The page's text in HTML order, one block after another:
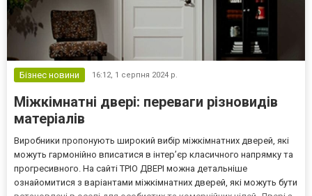
Бізнес новини 16:12, 1 серпня 2024 р.
Міжкімнатні двері: переваги різновидів
матеріалів
Виробники пропонують широкий вибір міжкімнатних дверей, які
можуть гармонійно вписатися в інтер’єр класичного напрямку та
прогресивного. На сайті ТРІО ДВЕРІ можна детальніше
ознайомитися з варіантами міжкімнатних дверей, які можуть бути